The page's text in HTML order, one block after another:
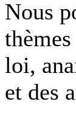
Nous
loi,
et des